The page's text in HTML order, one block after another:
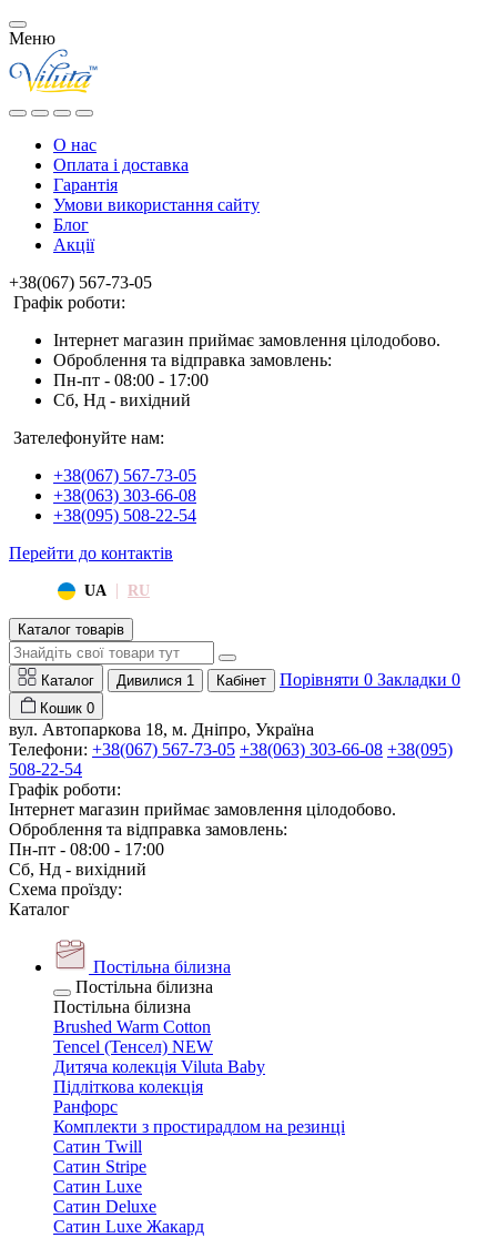
Меню
О нас
Оплата і доставка
Гарантія
Умови використання сайту
Блог
Акції
+38(067) 567-73-05
Графік роботи:
Інтернет магазин приймає замовлення цілодобово.
Оброблення та відправка замовлень:
Пн-пт - 08:00 - 17:00
Сб, Нд - вихідний
Зателефонуйте нам:
+38(067) 567-73-05
+38(063) 303-66-08
+38(095) 508-22-54
Перейти до контактів
UA | RU
Каталог товарів
Каталог Дивилися 1 Кабінет Порівняти 0 Закладки 0
Кошик 0
вул. Автопаркова 18, м. Дніпро, Україна
Телефони: +38(067) 567-73-05 +38(063) 303-66-08 +38(095)
508-22-54
Графік роботи:
Інтернет магазин приймає замовлення цілодобово.
Оброблення та відправка замовлень:
Пн-пт - 08:00 - 17:00
Сб, Нд - вихідний
Схема проїзду:
Каталог
Постільна білизна
Постільна білизна
Постільна білизна
Brushed Warm Cotton
Tencel (Тенсел) NEW
Дитяча колекція Viluta Baby
Підліткова колекція
Ранфорс
Комплекти з простирадлом на резинці
Сатин Twill
Сатин Stripe
Сатин Luxe
Сатин Deluxe
Сатин Luxe Жакард